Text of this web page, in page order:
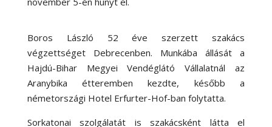
Boros László 52 éve szerzett szakács
végzettséget Debrecenben. Munkába állását a
Hajdú-Bihar Megyei Vendéglátó Vállalatnál az
Aranybika étteremben kezdte, később a
németországi Hotel Erfurter-Hof-ban folytatta.
Sorkatonai szolgálatát is szakácsként látta el